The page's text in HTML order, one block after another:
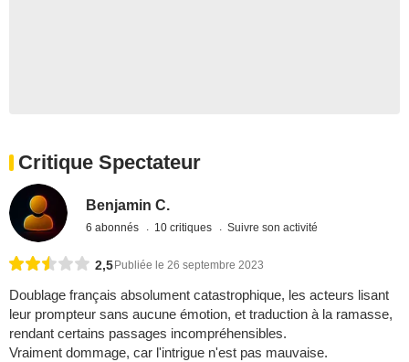
Critique Spectateur
Benjamin C.
6 abonnés 10 critiques Suivre son activité
2,5 Publiée le 26 septembre 2023
Doublage français absolument catastrophique, les acteurs lisant
leur prompteur sans aucune émotion, et traduction à la ramasse,
rendant certains passages incompréhensibles.
Vraiment dommage, car l'intrigue n'est pas mauvaise.